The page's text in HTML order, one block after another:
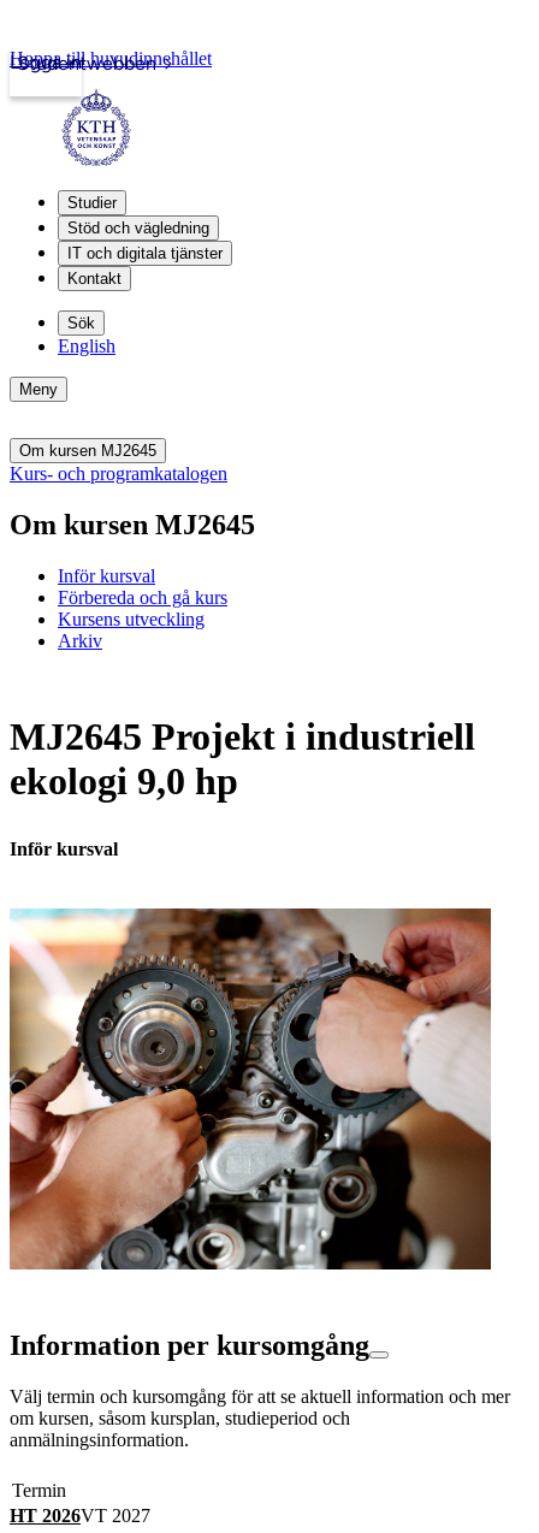
Studentwebben
Logga in
Hoppa till huvudinnehållet
Studier
Stöd och vägledning
IT och digitala tjänster
Kontakt
Sök
English
Meny
Om kursen MJ2645
Kurs- och programkatalogen
Om kursen MJ2645
Inför kursval
Förbereda och gå kurs
Kursens utveckling
Arkiv
MJ2645 Projekt i industriell
ekologi 9,0 hp
Inför kursval
Information per kursomgång
Välj termin och kursomgång för att se aktuell information och mer
om kursen, såsom kursplan, studieperiod och
anmälningsinformation.
Termin
HT 2026VT 2027